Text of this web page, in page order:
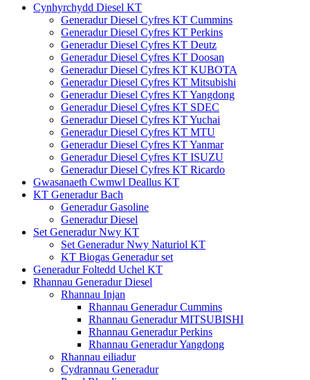
Cynhyrchydd Diesel KT
Generadur Diesel Cyfres KT Cummins
Generadur Diesel Cyfres KT Perkins
Generadur Diesel Cyfres KT Deutz
Generadur Diesel Cyfres KT Doosan
Generadur Diesel Cyfres KT KUBOTA
Generadur Diesel Cyfres KT Mitsubishi
Generadur Diesel Cyfres KT Yangdong
Generadur Diesel Cyfres KT SDEC
Generadur Diesel Cyfres KT Yuchai
Generadur Diesel Cyfres KT MTU
Generadur Diesel Cyfres KT Yanmar
Generadur Diesel Cyfres KT ISUZU
Generadur Diesel Cyfres KT Ricardo
Gwasanaeth Cwmwl Deallus KT
KT Generadur Bach
Generadur Gasoline
Generadur Diesel
Set Generadur Nwy KT
Set Generadur Nwy Naturiol KT
KT Biogas Generadur set
Generadur Foltedd Uchel KT
Rhannau Generadur Diesel
Rhannau Injan
Rhannau Generadur Cummins
Rhannau Generadur MITSUBISHI
Rhannau Generadur Perkins
Rhannau Generadur Yangdong
Rhannau eiliadur
Cydrannau Generadur